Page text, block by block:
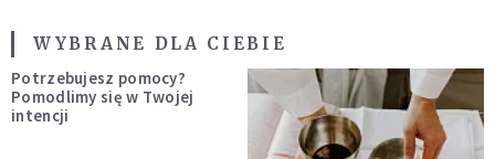
WYBRANE DLA CIEBIE
Potrzebujesz pomocy?
Pomodlimy się w Twojej
intencji